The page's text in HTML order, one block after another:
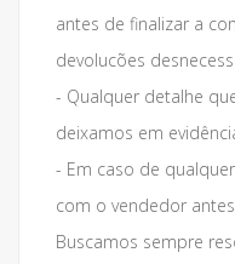
antes de finalizar a
devolucões
- Qualquer detalhe
deixamos em
- Em caso de
com o vendedor
Buscamos sempre